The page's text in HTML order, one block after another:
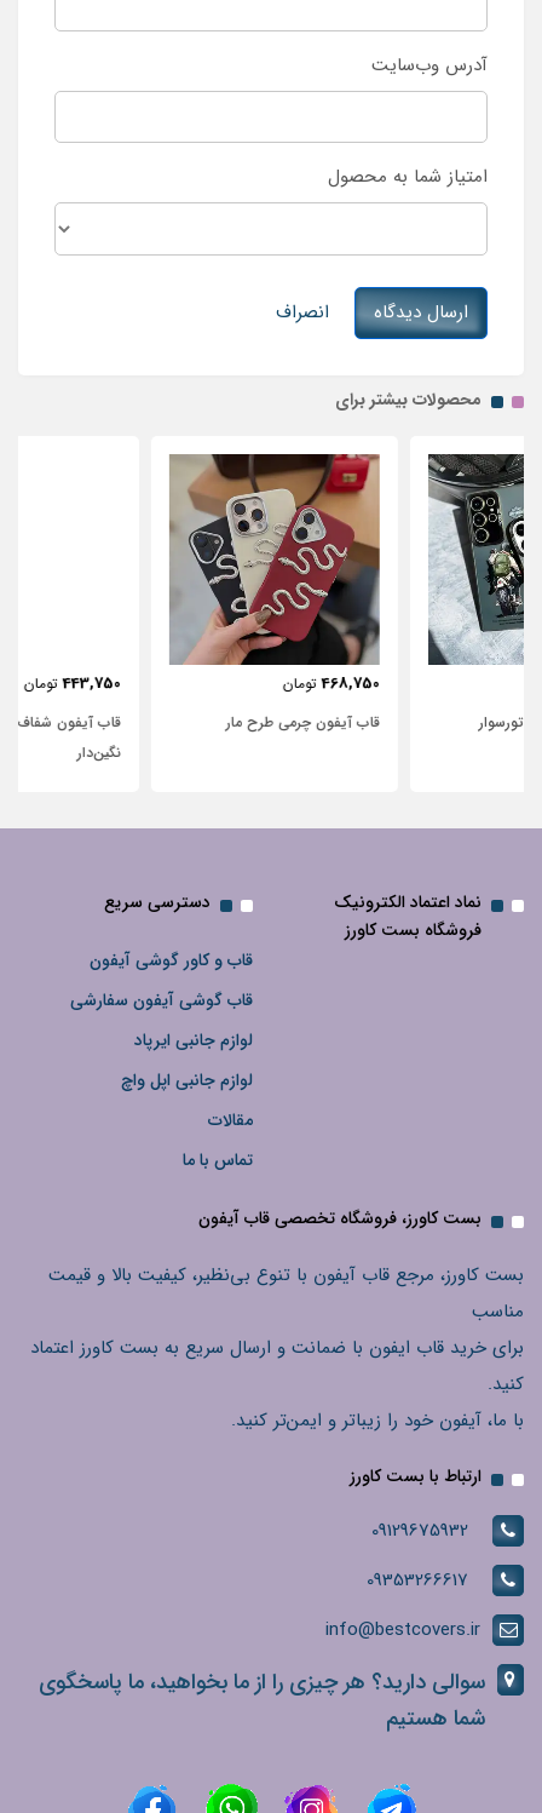
آدرس وب‌سایت
امتیاز شما به محصول
ارسال دیدگاه انصراف
محصولات بیشتر برای
قاب آیفون چرمی طرح مار
قاب آیفون شفاف با پاپیون سفید و
نماد اعتماد الکترونیک
فروشگاه بست کاورز
دسترسی سریع
قاب و کاور گوشی آیفون
قاب گوشی آیفون سفارشی
لوازم جانبی ایرپاد
لوازم جانبی اپل واچ
مقالات
تماس با ما
بست کاورز، فروشگاه تخصصی قاب آیفون
بست کاورز، مرجع قاب آیفون با تنوع بی‌نظیر، کیفیت بالا و قیمت
مناسب
برای خرید قاب ایفون با ضمانت و ارسال سریع به بست کاورز اعتماد
کنید.
با ما، آیفون خود را زیباتر و ایمن‌تر کنید.
ارتباط با بست کاورز
09129675932
09353266617
info@bestcovers.ir
سوالی دارید؟ هر چیزی را از ما بخواهید، ما پاسخگوی
شما هستیم